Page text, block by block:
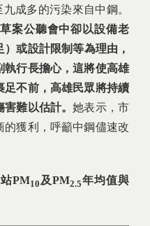
成多的污染來自中鋼。
案公聽會中卻以設備老
）或設計限制等為理由，
執行長擔心，這將使高雄
足不前，高雄民眾將持續
害難以估計。她表示，市
的獲利，呼籲中鋼儘速改
PM10 及PM2.5年均值與